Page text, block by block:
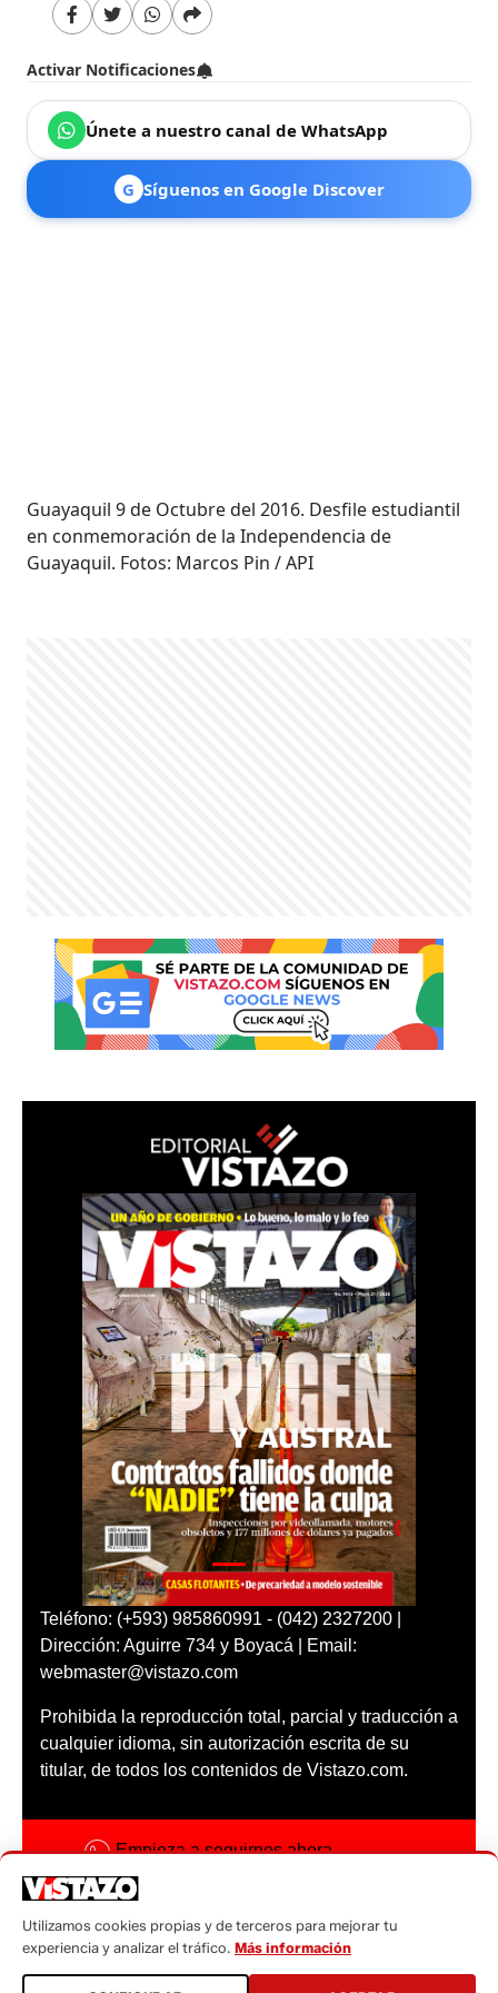
Activar Notificaciones
Únete a nuestro canal de WhatsApp
G Síguenos en Google Discover
Guayaquil 9 de Octubre del 2016. Desfile estudiantil
en conmemoración de la Independencia de
Guayaquil. Fotos: Marcos Pin / API
Teléfono: (+593) 985860991 - (042) 2327200 |
Dirección: Aguirre 734 y Boyacá | Email:
webmaster@vistazo.com
Prohibida la reproducción total, parcial y traducción a
cualquier idioma, sin autorización escrita de su
titular, de todos los contenidos de Vistazo.com.
Empieza a seguirnos ahora
Código ética
Sugerencias a:
Utilizamos cookies propias y de terceros para mejorar tu
experiencia y analizar el tráfico. Más información